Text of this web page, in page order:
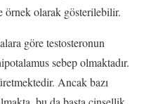
örnek olarak gösterilebilir.
göre testosteronun
sebep olmaktadır.
Ancak bazı